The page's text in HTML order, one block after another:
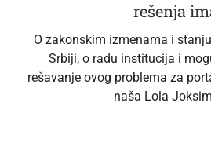
rešenja
O zakonskim izmenama i
Srbiji, o radu institucija i
rešavanje ovog problema za
naša Lola